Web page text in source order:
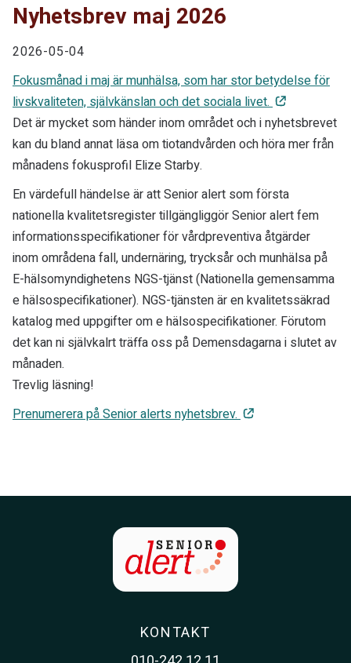
Nyhetsbrev maj 2026
2026-05-04
Fokusmånad i maj är munhälsa, som har stor betydelse för
livskvaliteten, självkänslan och det sociala livet.
Det är mycket som händer inom området och i nyhetsbrevet
kan du bland annat läsa om tiotandvården och höra mer från
månadens fokusprofil Elize Starby.
En värdefull händelse är att Senior alert som första
nationella kvalitetsregister tillgängliggör Senior alert fem
informationsspecifikationer för vårdpreventiva åtgärder
inom områdena fall, undernäring, trycksår och munhälsa på
E-hälsomyndighetens NGS-tjänst (Nationella gemensamma
e hälsospecifikationer). NGS-tjänsten är en kvalitetssäkrad
katalog med uppgifter om e hälsospecifikationer. Förutom
det kan ni självkalrt träffa oss på Demensdagarna i slutet av
månaden.
Trevlig läsning!
Prenumerera på Senior alerts nyhetsbrev.
KONTAKT